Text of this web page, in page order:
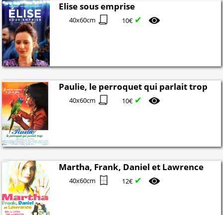
Elise sous emprise
40x60cm 10€ ✔
Paulie, le perroquet qui parlait trop
40x60cm 10€ ✔
Martha, Frank, Daniel et Lawrence
40x60cm 12€ ✔